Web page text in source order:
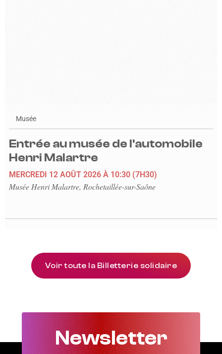
Musée
Entrée au musée de l'automobile
Henri Malartre
MERCREDI 12 AOÛT 2026 À 10:30 (7H30)
Musée Henri Malartre, Rochetaillée-sur-Saône
Voir toute la Billetterie solidaire
Newsletter